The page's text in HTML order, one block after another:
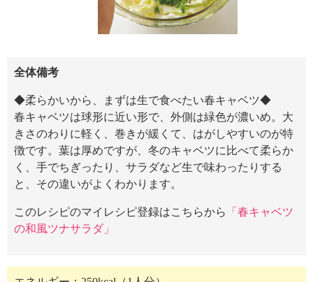
全体備考
◆柔らかいから、まずは生で食べたい春キャベツ◆
春キャベツは球形に近い形で、外側は緑色が濃いめ。大
きさのわりに軽く、巻きが緩くて、はがしやすいのが特
徴です。葉は厚めですが、冬のキャベツに比べて柔らか
く、手でちぎったり、サラダなど生で味わったりする
と、その違いがよくわかります。
このレシピのマイレシピ登録はこちらから
「春キャベツ
の和風ツナサラダ」